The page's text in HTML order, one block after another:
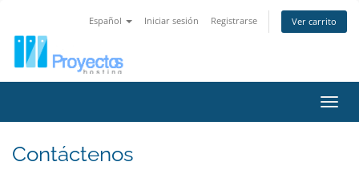
Español Iniciar sesión Registrarse Ver carrito
Contáctenos